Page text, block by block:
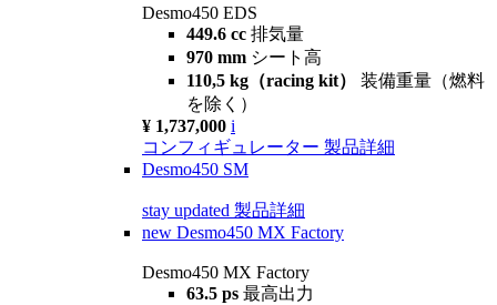
Desmo450 EDS
449.6 cc 排気量
970 mm シート高
110,5 kg（racing kit） 装備重量（燃料
を除く）
¥ 1,737,000 i
コンフィギュレーター 製品詳細
Desmo450 SM
stay updated 製品詳細
new Desmo450 MX Factory
Desmo450 MX Factory
63.5 ps 最高出力